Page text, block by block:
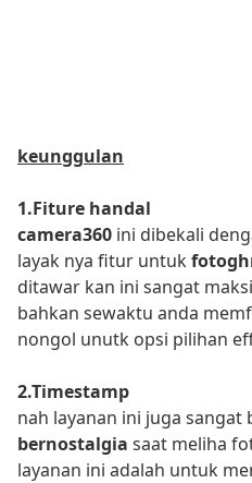
keunggulan
1.Fiture handal
camera360 ini dibekali
layak nya fitur untuk
ditawar kan ini sangat
bahkan sewaktu anda
nongol unutk opsi pilihan
2.Timestamp
nah layanan ini juga
bernostalgia saat meliha
layanan ini adalah untuk